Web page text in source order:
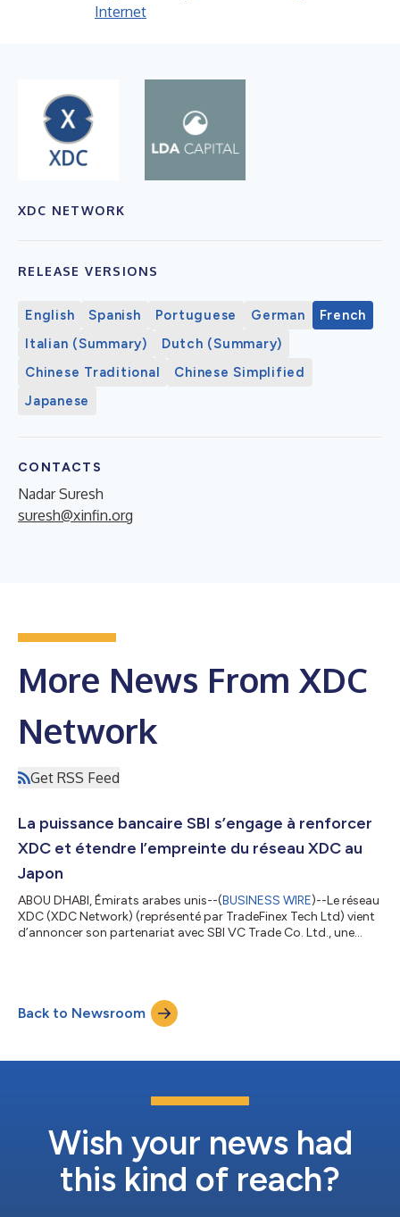
Internet
XDC NETWORK
RELEASE VERSIONS
English Spanish Portuguese German
French
Italian (Summary)
Dutch (Summary)
Chinese Traditional
Chinese Simplified
Japanese
CONTACTS
Nadar Suresh
suresh@xinfin.org
More News From XDC
Network
Get RSS Feed
La puissance bancaire SBI s’engage à renforcer
XDC et étendre l’empreinte du réseau XDC au
Japon
ABOU DHABI, Émirats arabes unis--(BUSINESS WIRE)--Le réseau
XDC (XDC Network) (représenté par TradeFinex Tech Ltd) vient
d’annoncer son partenariat avec SBI VC Trade Co. Ltd., une
le marché japonais. XDC Network offre un réseau blockchain
robuste conçu spécifiquement pour les cas d’usage
institutionnels, notamment...
Back to Newsroom
Wish your news had
this kind of reach?